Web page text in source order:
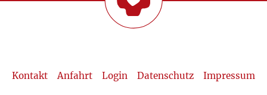
Kontakt Anfahrt Login Datenschutz Impressum